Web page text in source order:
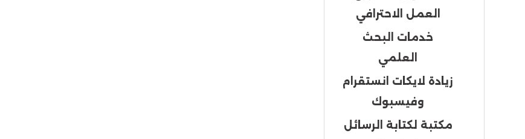
العمل الاحترافي
خدمات البحث
العلمي
زيادة لايكات انستقرام
وفيسبوك
مكتبة لكتابة الرسائل